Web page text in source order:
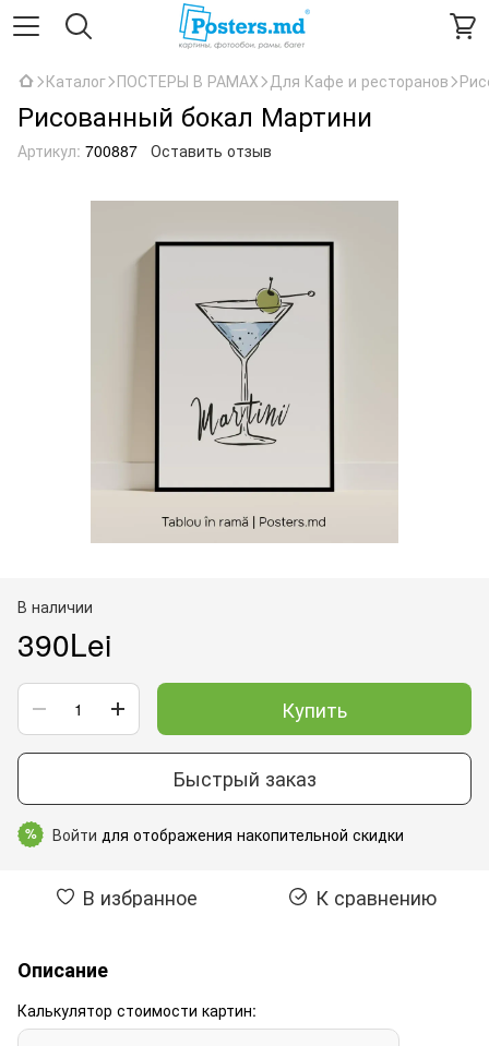
Каталог ПОСТЕРЫ В РАМАХ Для Кафе и ресторанов
Рисованный бокал Мартини
Артикул: 700887 Оставить отзыв
В наличии
390Lei
Купить
Быстрый заказ
% Войти для отображения накопительной скидки
В избранное К сравнению
Описание
Калькулятор стоимости картин: